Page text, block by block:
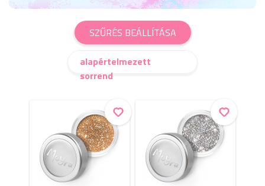
SZŰRÉS BEÁLLÍTÁSA
alapértelmezett
sorrend